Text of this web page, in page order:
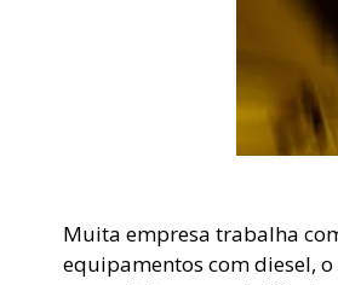
Muita empresa trabalha
equipamentos com diesel,